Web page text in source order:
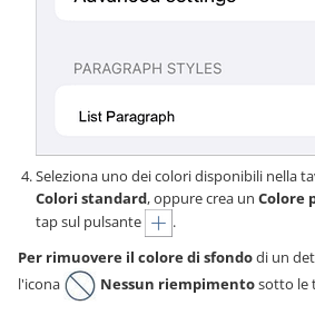
Seleziona uno dei colori disponibili nella
Colori standard, oppure crea un Colore
tap sul pulsante
.
Per rimuovere il colore di sfondodi un
l'icona
Nessun riempimentosotto le